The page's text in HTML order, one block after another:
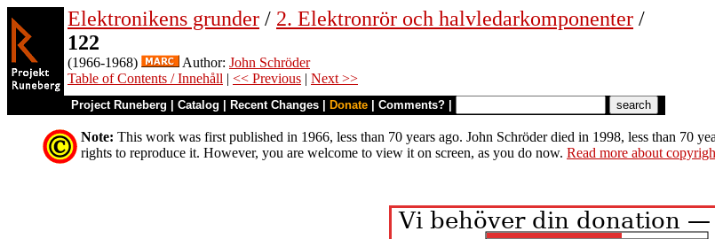
Elektronikens grunder / 2. Elektronrör och halvledarkomponenter /
122
(1966-1968) Author: John Schröder
Table of Contents / Innehåll | << Previous | Next >>
Project Runeberg Catalog Recent Changes Donate Comments?
Note: This work was first published in 1966, less than 70 years ago. John Schröder died in 1998, less than 70
rights to reproduce it. However, you are welcome to view it on screen, as you do now. Read more about